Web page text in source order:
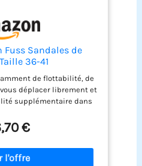
» avec le pouce
les doigts.
Fuss Sandales de
36-41
de flottabilité, de
déplacer librement et
supplémentaire dans
particulier: Que ce soit
pour le jogging ou
et la résistance
jambes permettent à tous
€